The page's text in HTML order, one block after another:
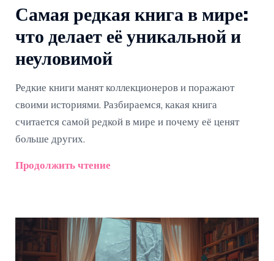
Самая редкая книга в мире:
что делает её уникальной и
неуловимой
Редкие книги манят коллекционеров и поражают
своими историями. Разбираемся, какая книга
считается самой редкой в мире и почему её ценят
больше других.
Продолжить чтение